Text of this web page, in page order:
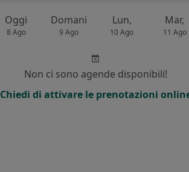
Oggi
8 Ago
Domani
9 Ago
Lun,
10 Ago
Mar,
11 Ago
Non ci sono agende disponibili!
Chiedi di attivare le prenotazioni